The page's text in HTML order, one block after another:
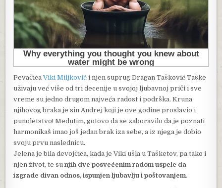
PevačicaViki Miljković i njen suprug Dragan Tašković Taške
uživaju već više od tri decenije u svojoj ljubavnoj priči i sve
vreme su jedno drugom najveća radost i podrška. Kruna
njihovog braka je sin Andrej koji je ove godine proslavio i
punoletstvo! Međutim, gotovo da se zaboravilo da je poznati
harmonikaš imao još jedan brak iza sebe, a iz njega je dobio
svoju prvu naslednicu.
Jelena je bila devojčica, kada je Viki ušla u Tašketov, pa tako i
njen život, te sunjih dve posvećenim radom uspele da
izgrade divan odnos, ispunjen ljubavlju i poštovanjem.